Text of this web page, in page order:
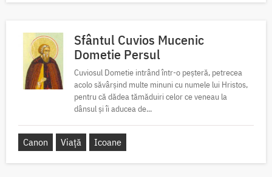
Sfântul Cuvios Mucenic
Dometie Persul
Cuviosul Dometie intrând într-o peșteră, petrecea
acolo săvârșind multe minuni cu numele lui Hristos,
pentru că dădea tămăduiri celor ce veneau la
dânsul și îi aducea de...
Canon Viață Icoane